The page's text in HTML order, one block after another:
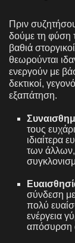
Πριν
δούμε τη φύση
βαθιά
θεωρούνται
ενεργούν με
δεκτικοί,
εξαπάτηση.
τους
ιδιαίτερα
των άλλων,
σύνδεση
πολύ
ενέργεια
απόσυρση